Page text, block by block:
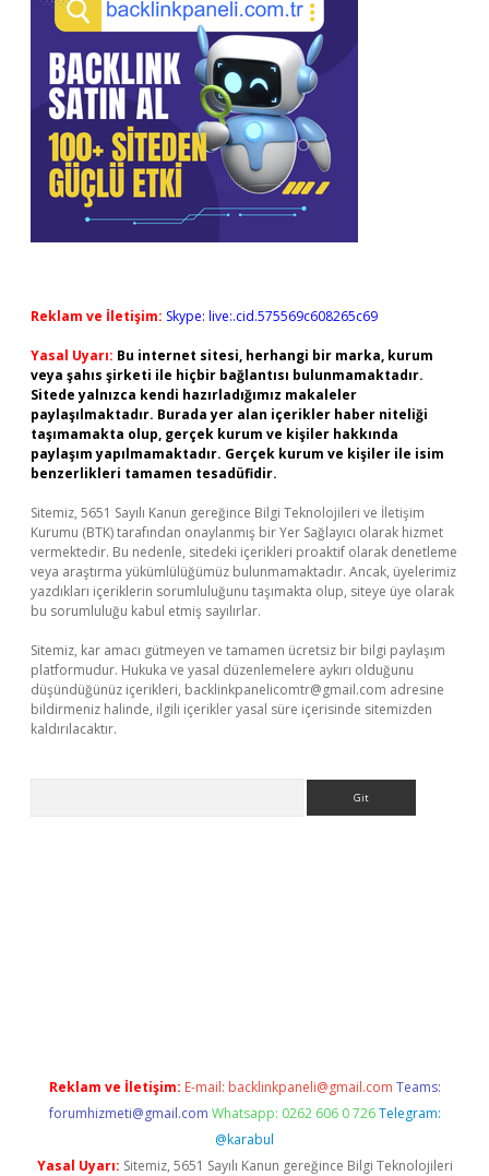
Reklam ve İletişim: Skype: live:.cid.575569c608265c69
Yasal Uyarı: Bu internet sitesi, herhangi bir marka, kurum
veya şahıs şirketi ile hiçbir bağlantısı bulunmamaktadır.
Sitede yalnızca kendi hazırladığımız makaleler
paylaşılmaktadır. Burada yer alan içerikler haber niteliği
taşımamakta olup, gerçek kurum ve kişiler hakkında
paylaşım yapılmamaktadır. Gerçek kurum ve kişiler ile isim
benzerlikleri tamamen tesadüfidir.
Sitemiz, 5651 Sayılı Kanun gereğince Bilgi Teknolojileri ve İletişim
Kurumu (BTK) tarafından onaylanmış bir Yer Sağlayıcı olarak hizmet
vermektedir. Bu nedenle, sitedeki içerikleri proaktif olarak denetleme
veya araştırma yükümlülüğümüz bulunmamaktadır. Ancak, üyelerimiz
yazdıkları içeriklerin sorumluluğunu taşımakta olup, siteye üye olarak
bu sorumluluğu kabul etmiş sayılırlar.
Sitemiz, kar amacı gütmeyen ve tamamen ücretsiz bir bilgi paylaşım
platformudur. Hukuka ve yasal düzenlemelere aykırı olduğunu
düşündüğünüz içerikleri, backlinkpanelicomtr@gmail.com adresine
bildirmeniz halinde, ilgili içerikler yasal süre içerisinde sitemizden
kaldırılacaktır.
Reklam ve İletişim: E-mail: backlinkpaneli@gmail.com Teams:
forumhizmeti@gmail.com Whatsapp: 0262 606 0 726 Telegram:
@karabul
Yasal Uyarı: Sitemiz, 5651 Sayılı Kanun gereğince Bilgi Teknolojileri